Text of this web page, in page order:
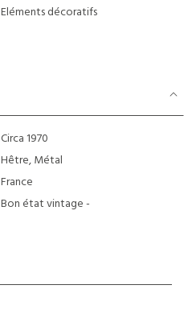
Eléments décoratifs
Circa 1970
Hêtre, Métal
France
Bon état vintage -